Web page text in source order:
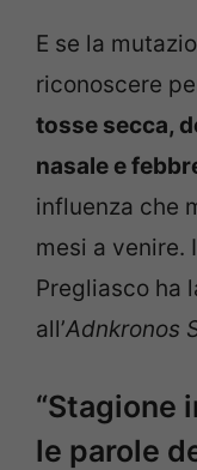
E se la
riconoscere
tosse secca,
nasale e
influenza che
mesi a venire.
Pregliasco ha
all’Adnkronos
“Stagione
le parole